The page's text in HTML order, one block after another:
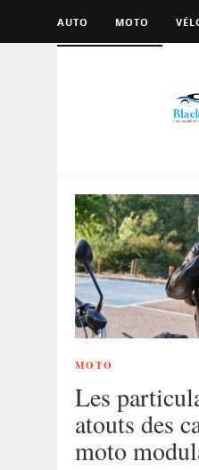
AUTO MOTO
MOTO
Les
atouts des
moto